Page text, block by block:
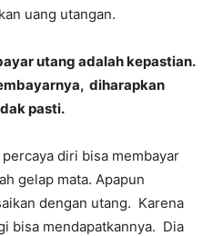
uang utangan.
utang adalah kepastian.
diharapkan
pasti.
diri bisa membayar
gelap mata. Apapun
dengan utang. Karena
bisa mendapatkannya. Dia